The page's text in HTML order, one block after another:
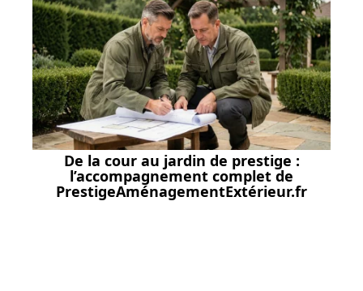
De la cour au jardin de prestige :
l’accompagnement complet de
PrestigeAménagementExtérieur.fr